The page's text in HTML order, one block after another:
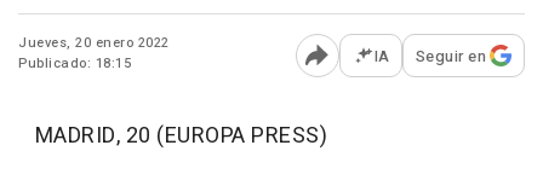
Jueves, 20 enero 2022
Publicado: 18:15
Abrir opciones para
IA Seguir en
MADRID, 20 (EUROPA PRESS)